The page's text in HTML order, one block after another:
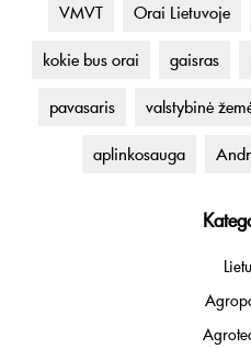
VMVT Orai Lietuvoje
kokie bus orai gaisras
pavasaris valstybinė
aplinkosauga